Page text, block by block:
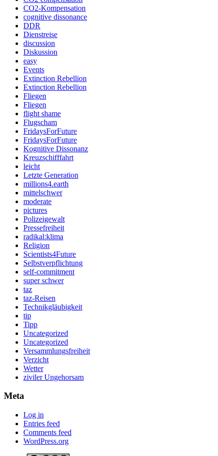
CO2-Kompensation
cognitive dissonance
DDR
Dienstreise
discussion
Diskussion
easy
Events
Extinction Rebellion
Extinction Rebellion
Fliegen
Fliegen
flight shame
Flugscham
FridaysForFuture
FridaysForFuture
Kognitive Dissonanz
Kreuzschifffahrt
leicht
Letzte Generation
millions4.earth
mittelschwer
moderate
pictures
Polizeigewalt
Pressefreiheit
radikal:klima
Religion
Scientists4Future
Selbstverpflichtung
self-commitment
super schwer
taz
taz-Reisen
Technikgläubigkeit
tip
Tipp
Uncategorized
Uncategorized
Versammlungsfreiheit
Verzicht
Wetter
ziviler Ungehorsam
Meta
Log in
Entries feed
Comments feed
WordPress.org